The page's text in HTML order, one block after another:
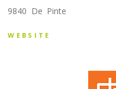
9840 De Pinte
WEBSITE